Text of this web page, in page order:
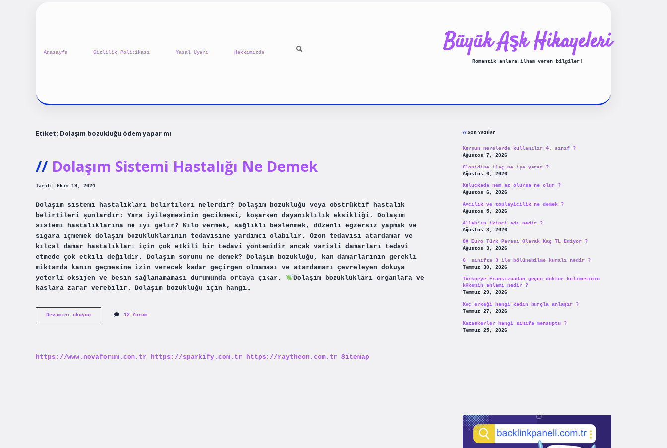
Anasayfa Gizlilik Politikası Yasal Uyarı Hakkımızda Büyük Aşk Hikayeleri
Romantik anlara ilham veren bilgiler!
Etiket: Dolaşım bozukluğu ödem yapar mı
Dolaşım Sistemi Hastalığı Ne Demek
Tarih: Ekim 19, 2024
Dolaşım sistemi hastalıkları belirtileri nelerdir? Dolaşım bozukluğu veya obstrüktif hastalık
belirtileri şunlardır: Yara iyileşmesinin gecikmesi, koşarken dayanıklılık eksikliği. Dolaşım
sistemi hastalıklarına ne iyi gelir? Kilo vermek, sağlıklı beslenmek, düzenli egzersiz yapmak ve
sigara içmemek dolaşım bozukluklarının tedavisine yardımcı olabilir. Ozon tedavisi atardamar ve
kılcal damar hastalıkları için çok etkili bir tedavi yöntemidir ancak varisli damarları tedavi
etmede çok etkili değildir. Dolaşım sorunu ne demek? Dolaşım bozukluğu, kan damarlarının gerekli
miktarda kanın geçmesine izin verecek kadar geçirgen olmaması ve atardamarı çevreleyen dokuya
yeterli oksijen ve besin sağlanamaması durumunda ortaya çıkar.
Dolaşım bozuklukları organlara ve
kaslara zarar verebilir. Dolaşım bozukluğu için hangi…
Devamını okuyunDolaşım
Sistemi
12 Yorum
https://www.novaforum.com.tr https://sparkify.com.tr https://raytheon.com.tr Sitemap
Son Yazılar
Kurşun nerelerde kullanılır 4. sınıf ?
Ağustos 7, 2026
Clonidine ilaç ne işe yarar ?
Ağustos 6, 2026
Kuluçkada nem az olursa ne olur ?
Ağustos 6, 2026
Avcılık ve toplayicilik ne demek ?
Ağustos 5, 2026
Allah’ın ikinci adı nedir ?
Ağustos 3, 2026
80 Euro Türk Parası Olarak Kaç TL Ediyor ?
Ağustos 3, 2026
6. sınıfta 3 ile bölünebilme kuralı nedir ?
Temmuz 30, 2026
Türkçeye Fransızcadan geçen doktor kelimesinin
kökenin anlamı nedir ?
Temmuz 29, 2026
Koç erkeği hangi kadın burçla anlaşır ?
Temmuz 27, 2026
Kazaskerler hangi sınıfa mensuptu ?
Temmuz 25, 2026